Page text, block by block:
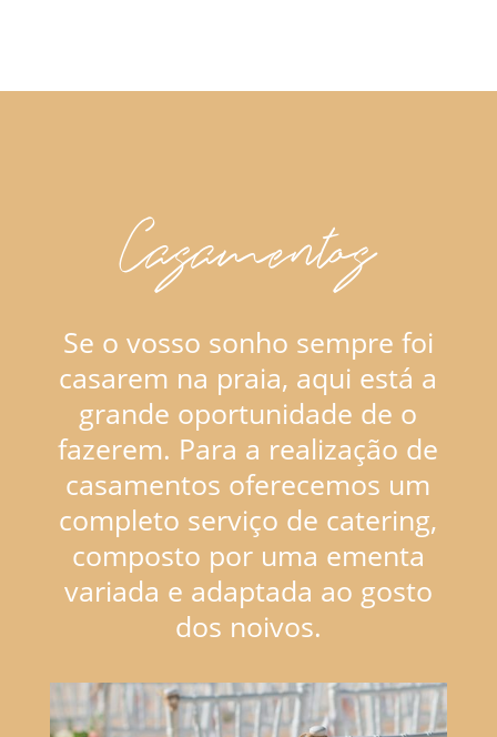
Casamentos
Se o vosso sonho sempre foi
casarem na praia, aqui está a
grande oportunidade de o
fazerem. Para a realização de
casamentos oferecemos um
completo serviço de catering,
composto por uma ementa
variada e adaptada ao gosto
dos noivos.